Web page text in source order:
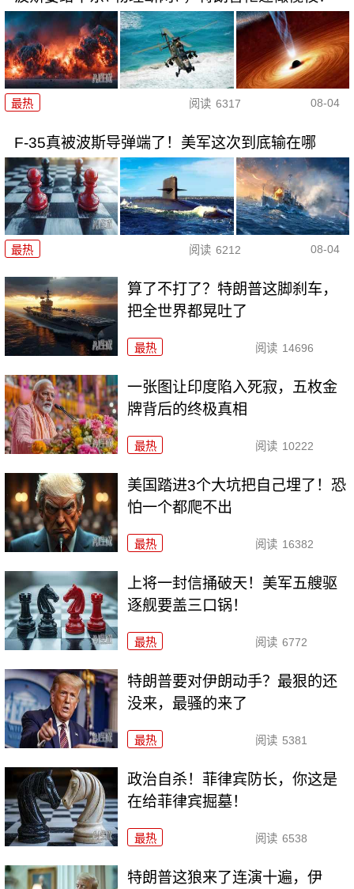
最热 阅读 6317 08-04
F-35真被波斯导弹端了！美军这次到底输在哪
最热 阅读 6212 08-04
算了不打了？特朗普这脚刹车，
把全世界都晃吐了
最热 阅读 14696
一张图让印度陷入死寂，五枚金
牌背后的终极真相
最热 阅读 10222
美国踏进3个大坑把自己埋了！恐
怕一个都爬不出
最热 阅读 16382
上将一封信捅破天！美军五艘驱
逐舰要盖三口锅！
最热 阅读 6772
特朗普要对伊朗动手？最狠的还
没来，最骚的来了
最热 阅读 5381
政治自杀！菲律宾防长，你这是
在给菲律宾掘墓！
最热 阅读 6538
特朗普这狼来了连演十遍，伊